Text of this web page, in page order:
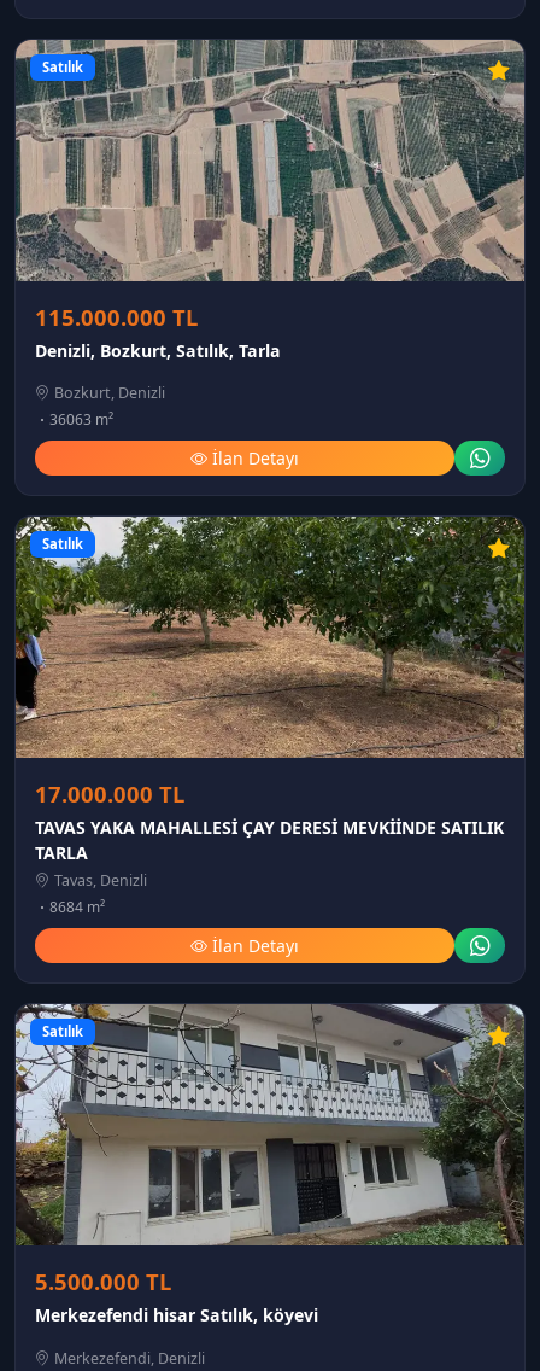
Satılık
115.000.000 TL
Denizli, Bozkurt, Satılık, Tarla
Bozkurt, Denizli
36063 m²
İlan Detayı
Satılık
17.000.000 TL
TAVAS YAKA MAHALLESİ ÇAY DERESİ MEVKİİNDE SATILIK
TARLA
Tavas, Denizli
8684 m²
İlan Detayı
Satılık
5.500.000 TL
Merkezefendi hisar Satılık, köyevi
Merkezefendi, Denizli